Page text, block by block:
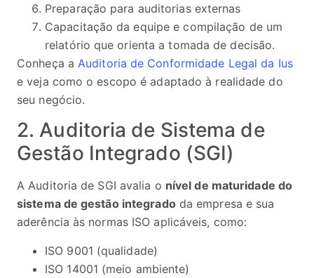
Preparação para auditorias externas
Capacitação da equipe e compilação de um
relatório que orienta a tomada de decisão.
Conheça a Auditoria de Conformidade Legal da Ius
e veja como o escopo é adaptado à realidade do
seu negócio.
2. Auditoria de Sistema de
Gestão Integrado (SGI)
A Auditoria de SGI avalia o nível de maturidade do
sistema de gestão integradoda empresa e sua
aderência às normas ISO aplicáveis, como:
ISO 9001 (qualidade)
ISO 14001 (meio ambiente)